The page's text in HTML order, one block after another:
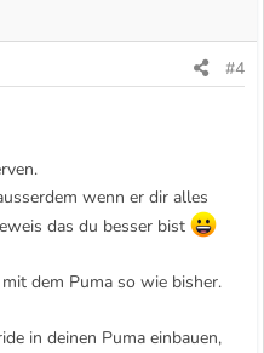
#4
wenn er dir alles
das du besser bist
dem Puma so wie bisher.
in deinen Puma einbauen,